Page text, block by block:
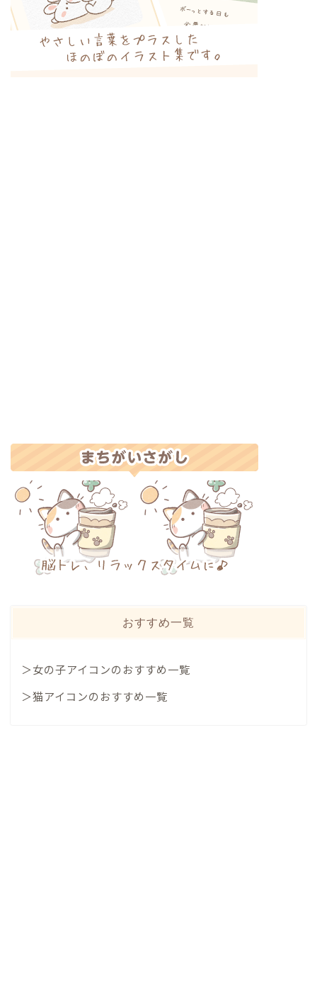
おすすめ一覧
＞女の子アイコンのおすすめ一覧
＞猫アイコンのおすすめ一覧